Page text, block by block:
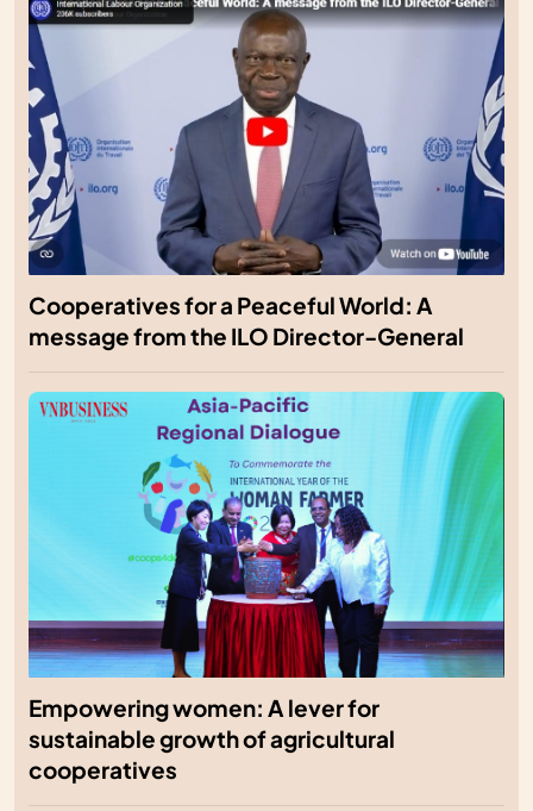
Cooperatives for a Peaceful World: A
message from the ILO Director-General
Empowering women: A lever for
sustainable growth of agricultural
cooperatives